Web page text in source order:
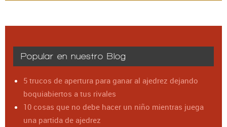
Popular en nuestro Blog
5 trucos de apertura para ganar al ajedrez dejando
boquiabiertos a tus rivales
10 cosas que no debe hacer un niño mientras juega
una partida de ajedrez